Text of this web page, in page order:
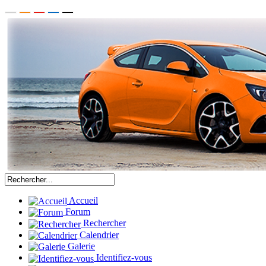
Accueil
Forum
Rechercher
Calendrier
Galerie
Identifiez-vous